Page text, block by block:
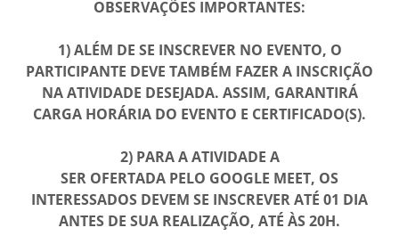
OBSERVAÇÕES IMPORTANTES:
1) ALÉM DE SE INSCREVER NO EVENTO, O
PARTICIPANTE DEVE TAMBÉM FAZER A INSCRIÇÃO
NA ATIVIDADE DESEJADA. ASSIM, GARANTIRÁ
CARGA HORÁRIA DO EVENTO E CERTIFICADO(S).
2) PARA A ATIVIDADE A
SER OFERTADA PELO GOOGLE MEET, OS
INTERESSADOS DEVEM SE INSCREVER ATÉ 01 DIA
ANTES DE SUA REALIZAÇÃO, ATÉ ÀS 20H.